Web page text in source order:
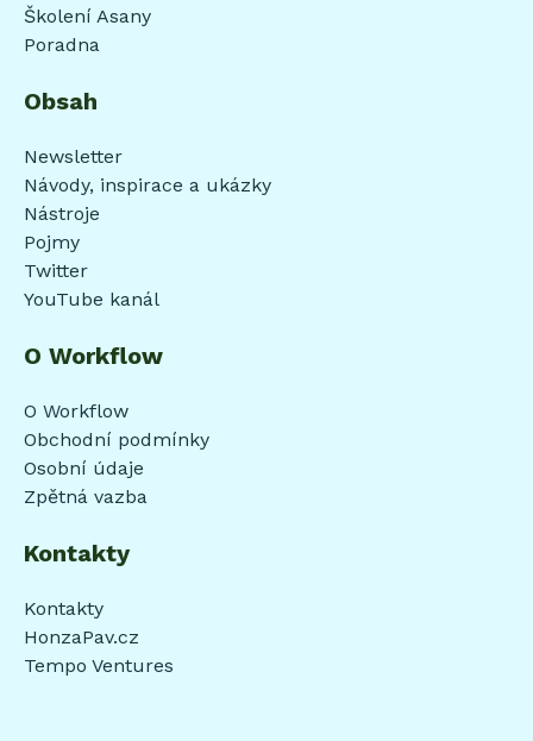
Školení Asany
Poradna
Obsah
Newsletter
Návody, inspirace a ukázky
Nástroje
Pojmy
Twitter
YouTube kanál
O Workflow
O Workflow
Obchodní podmínky
Osobní údaje
Zpětná vazba
Kontakty
Kontakty
HonzaPav.cz
Tempo Ventures